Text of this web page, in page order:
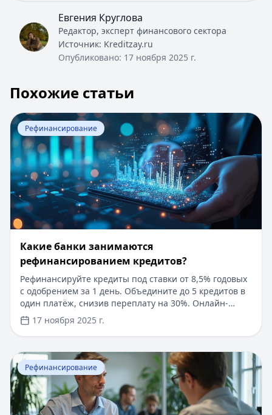
Евгения Круглова
Редактор, эксперт финансового сектора
Источник: Kreditzay.ru
Опубликовано: 17 ноября 2025 г.
Похожие статьи
Перейти к статье:Какие банки занимаются
Рефинансирование
Какие банки занимаются
рефинансированием кредитов?
Рефинансируйте кредиты под ставки от 8,5% годовых
с одобрением за 1 день. Объедините до 5 кредитов в
один платёж, снизив переплату на 30%. Онлайн-
оформление без справок о доходах, суммы до 10 млн ₽
и сроки до 10 лет. Выбирайте банки с гибкими
условиями и экономьте до 600 000 ₽. Начните с
сравнения предложений на агрегаторах.
17 ноября 2025 г.
Перейти к статье:Рефинансирование кредитов с
Рефинансирование